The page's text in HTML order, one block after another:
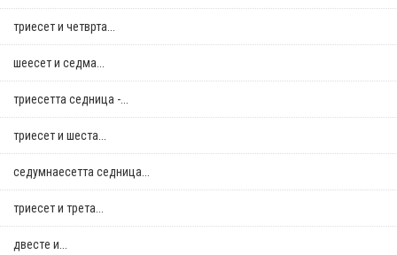
триесет и четврта...
шеесет и седма...
триесетта седница -...
триесет и шеста...
седумнаесетта седница...
триесет и трета...
двестe и...